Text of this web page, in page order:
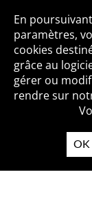
Qui sommes-
En
paramètres,
cookies
grâce au
gérer ou
rendre sur
OK